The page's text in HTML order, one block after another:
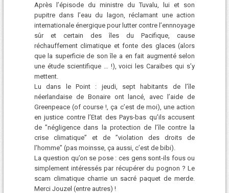
Après l’épisode du ministre du Tuvalu, lui et son
pupitre dans l’eau du lagon, réclamant une action
internationale énergique pour lutter contre l’ennnoyage
sûr et certain des îles du Pacifique, cause
réchauffement climatique et fonte des glaces (alors
que la superficie de son île a en fait augmenté selon
une étude scientifique … !), voici les Caraïbes qui s’y
mettent.
Lu dans le Point : jeudi, sept habitants de l’île
néerlandaise de Bonaire ont lancé, avec l’aide de
Greenpeace (of course !, ça c’est de moi), une action
en justice contre l’Etat des Pays-bas qu’ils accusent
de ”négligence dans la protection de l’île contre la
crise climatique” et de ”violation des droits de
l’homme” (pas moinsse, ça aussi, c’est de bibi).
La question qu’on se pose : ces gens sont-ils fous ou
simplement intéressés par récupérer du pognon ? Le
scam climatique charrie un sacré paquet de merde.
Merci Jouzel (entre autres) !